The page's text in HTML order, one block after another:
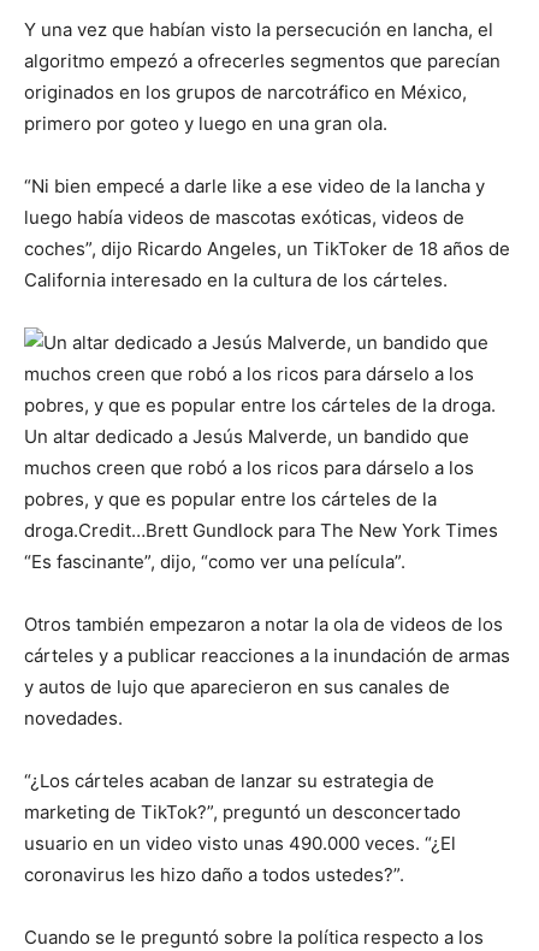
Y una vez que habían visto la persecución en lancha, el
algoritmo empezó a ofrecerles segmentos que parecían
originados en los grupos de narcotráfico en México,
primero por goteo y luego en una gran ola.
“Ni bien empecé a darle like a ese video de la lancha y
luego había videos de mascotas exóticas, videos de
coches”, dijo Ricardo Angeles, un TikToker de 18 años de
California interesado en la cultura de los cárteles.
Un altar dedicado a Jesús Malverde, un bandido que
muchos creen que robó a los ricos para dárselo a los
pobres, y que es popular entre los cárteles de la
droga.Credit…Brett Gundlock para The New York Times
“Es fascinante”, dijo, “como ver una película”.
Otros también empezaron a notar la ola de videos de los
cárteles y a publicar reacciones a la inundación de armas
y autos de lujo que aparecieron en sus canales de
novedades.
“¿Los cárteles acaban de lanzar su estrategia de
marketing de TikTok?”, preguntó un desconcertado
usuario en un video visto unas 490.000 veces. “¿El
coronavirus les hizo daño a todos ustedes?”.
Cuando se le preguntó sobre la política respecto a los